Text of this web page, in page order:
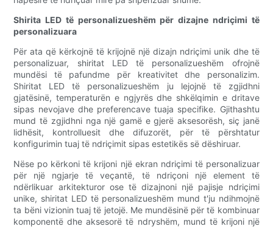
Shirita LED të personalizueshëm për dizajne ndriçimi të
personalizuara
Për ata që kërkojnë të krijojnë një dizajn ndriçimi unik dhe të
personalizuar, shiritat LED të personalizueshëm ofrojnë
mundësi të pafundme për kreativitet dhe personalizim.
Shiritat LED të personalizueshëm ju lejojnë të zgjidhni
gjatësinë, temperaturën e ngjyrës dhe shkëlqimin e dritave
sipas nevojave dhe preferencave tuaja specifike. Gjithashtu
mund të zgjidhni nga një gamë e gjerë aksesorësh, siç janë
lidhësit, kontrolluesit dhe difuzorët, për të përshtatur
konfigurimin tuaj të ndriçimit sipas estetikës së dëshiruar.
Nëse po kërkoni të krijoni një ekran ndriçimi të personalizuar
për një ngjarje të veçantë, të ndriçoni një element të
ndërlikuar arkitekturor ose të dizajnoni një pajisje ndriçimi
unike, shiritat LED të personalizueshëm mund t'ju ndihmojnë
ta bëni vizionin tuaj të jetojë. Me mundësinë për të kombinuar
komponentë dhe aksesorë të ndryshëm, mund të krijoni një